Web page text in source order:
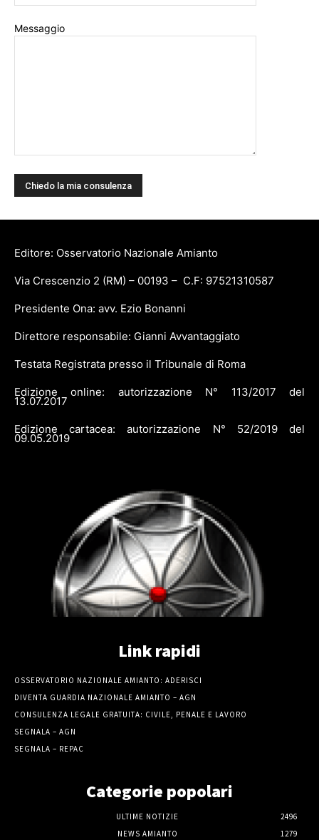
Messaggio
Editore: Osservatorio Nazionale Amianto
Via Crescenzio 2 (RM) – 00193 – C.F: 97521310587
Presidente Ona: avv. Ezio Bonanni
Direttore responsabile: Gianni Avvantaggiato
Testata Registrata presso il Tribunale di Roma
Edizione online: autorizzazione N° 113/2017 del
13.07.2017
Edizione cartacea: autorizzazione N° 52/2019 del
09.05.2019
Link rapidi
OSSERVATORIO NAZIONALE AMIANTO: ADERISCI
DIVENTA GUARDIA NAZIONALE AMIANTO – AGN
CONSULENZA LEGALE GRATUITA: CIVILE, PENALE E LAVORO
SEGNALA – AGN
SEGNALA – REPAC
Categorie popolari
ULTIME NOTIZIE
2496
NEWS AMIANTO
1279